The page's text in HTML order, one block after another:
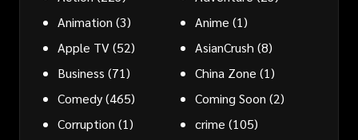
Animation (3) Anime (1)
Apple TV(52) AsianCrush (8)
Business (71) China Zone (1)
Comedy(465) Coming Soon (2)
Corruption (1) crime (105)